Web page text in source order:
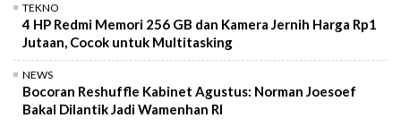
TEKNO
4 HP Redmi Memori 256 GB dan Kamera Jernih Harga Rp1
Jutaan, Cocok untuk Multitasking
NEWS
Bocoran Reshuffle Kabinet Agustus: Norman Joesoef
Bakal Dilantik Jadi Wamenhan RI